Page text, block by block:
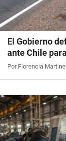
El Gobierno
ante Chile
Por Florencia